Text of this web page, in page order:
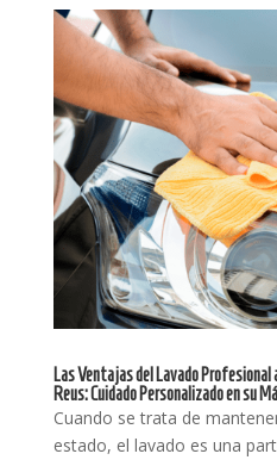
​Las Ventajas del Lavado Profesional
Reus: Cuidado Personalizado en su
Cuando se trata de
estado, el lavado es una